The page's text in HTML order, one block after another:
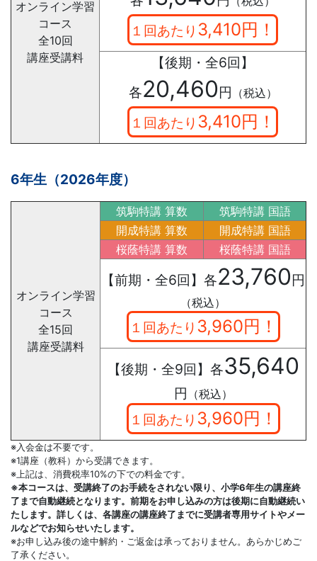
オンライン学習
コース
全10回
講座受講料
１回あたり 3,410円！
【後期・全6回】
各20,460円 （税込）
１回あたり 3,410円！
6年生 （2026年度）
オンライン学習
コース
全15回
講座受講料
筑駒特講 算数
筑駒特講 国語
開成特講 算数
開成特講 国語
桜蔭特講 算数
桜蔭特講 国語
【前期・全6回】各23,760円
（税込）
１回あたり 3,960円！
【後期・全9回】各35,640
円 （税込）
１回あたり 3,960円！
※入会金は不要です。
※1講座（教科）から受講できます。
※上記は、消費税率10%の下での料金です。
※本コースは、受講終了のお手続をされない限り、小学6年生の講座終
了まで自動継続となります。前期をお申し込みの方は後期に自動継続い
たします。詳しくは、各講座の講座終了までに受講者専用サイトやメー
ルなどでお知らせいたします。
※お申し込み後の途中解約・ご返金は承っておりません。あらかじめご
了承ください。